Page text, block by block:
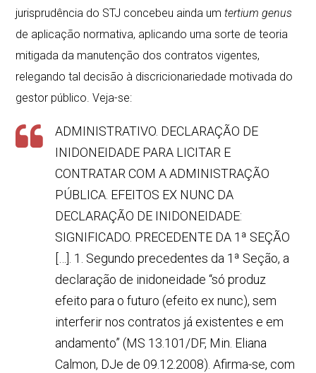
jurisprudência do STJ concebeu ainda umtertium genus
de aplicação normativa, aplicando uma sorte de teoria
mitigada da manutenção dos contratos vigentes,
relegando tal decisão à discricionariedade motivada do
gestor público. Veja-se:
ADMINISTRATIVO. DECLARAÇÃO DE
INIDONEIDADE PARA LICITAR E
CONTRATAR COM A ADMINISTRAÇÃO
PÚBLICA. EFEITOS EX NUNC DA
DECLARAÇÃO DE INIDONEIDADE:
SIGNIFICADO. PRECEDENTE DA 1ª SEÇÃO
[…]. 1. Segundo precedentes da 1ª Seção, a
declaração de inidoneidade “só produz
efeito para o futuro (efeito ex nunc), sem
interferir nos contratos já existentes e em
andamento” (MS 13.101/DF, Min. Eliana
Calmon, DJe de 09.12.2008). Afirma-se, com